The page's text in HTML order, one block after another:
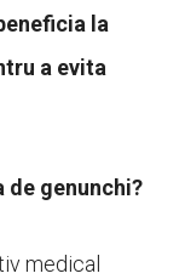
la
a evita
de genunchi?
medical